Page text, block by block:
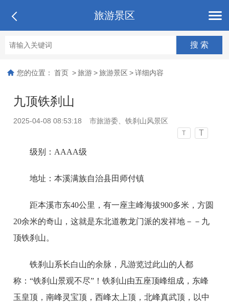
旅游景区
您的位置： 首页 > 旅游 > 旅游景区 > 详细内容
九顶铁刹山
2025-04-08 08:53:18 市旅游委、铁刹山风景区
T T
级别：AAAA级
地址：本溪满族自治县田师付镇
距本溪市东40公里，有一座主峰海拔900多米，方圆
20余米的奇山，这就是东北道教龙门派的发祥地－－九
顶铁刹山。
铁刹山系长白山的余脉，凡游览过此山的人都
称：“铁刹山景观不尽”！铁刹山由五座顶峰组成，东峰
玉皇顶，南峰灵宝顶，西峰太上顶，北峰真武顶，以中